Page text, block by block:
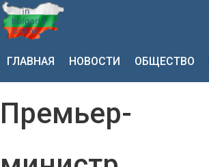
ГЛАВНАЯ НОВОСТИ ОБЩЕСТВО
Премьер-